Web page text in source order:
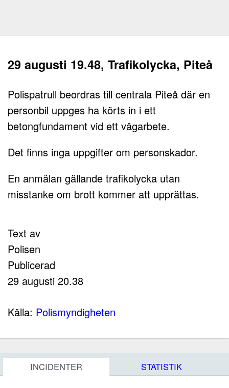
29 augusti 19.48, Trafikolycka, Piteå
Polispatrull beordras till centrala Piteå där en
personbil uppges ha körts in i ett
betongfundament vid ett vägarbete.
Det finns inga uppgifter om personskador.
En anmälan gällande trafikolycka utan
misstanke om brott kommer att upprättas.
Text av
Polisen
Publicerad
29 augusti 20.38
Källa: Polismyndigheten
INCIDENTER STATISTIK